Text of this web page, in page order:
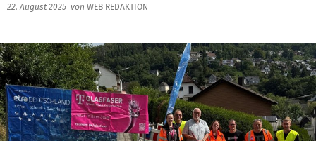
22. August 2025 von WEB REDAKTION